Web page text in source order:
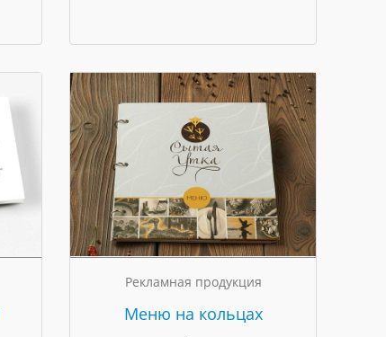
Рекламная продукция
Меню на кольцах